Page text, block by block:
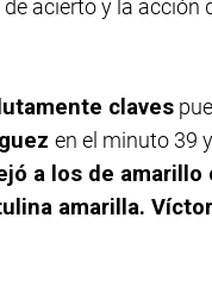
acierto y la acción
claves
en el minuto 39
a los de
amarilla.